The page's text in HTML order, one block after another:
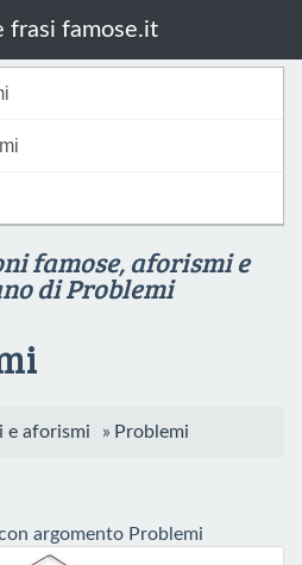
frasi famose.it
famose, aforismi e
di Problemi
e aforismi » Problemi
argomento Problemi